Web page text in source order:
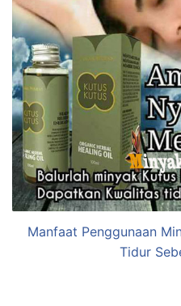
Manfaat Penggunaan
Tidur